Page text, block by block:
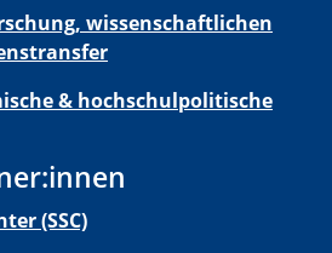
wissenschaftlichen
& hochschulpolitische
(SSC)